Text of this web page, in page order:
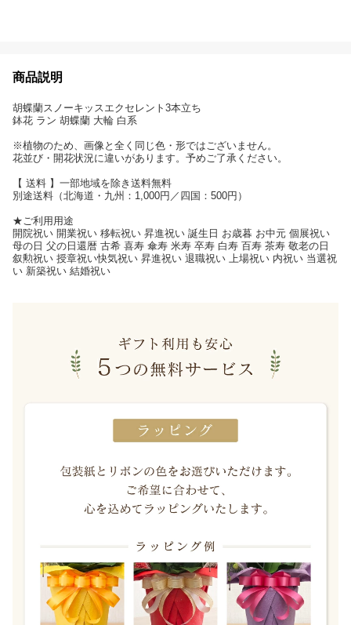
商品説明
胡蝶蘭スノーキッスエクセレント3本立ち
鉢花 ラン 胡蝶蘭 大輪 白系
※植物のため、画像と全く同じ色・形ではございません。
花並び・開花状況に違いがあります。予めご了承ください。
【 送料 】一部地域を除き送料無料
別途送料（北海道・九州：1,000円／四国：500円）
★ご利用用途
開院祝い 開業祝い 移転祝い 昇進祝い 誕生日 お歳暮 お中元 個展祝い
母の日 父の日還暦 古希 喜寿 傘寿 米寿 卒寿 白寿 百寿 茶寿 敬老の日
叙勲祝い 授章祝い快気祝い 昇進祝い 退職祝い 上場祝い 内祝い 当選祝
い 新築祝い 結婚祝い